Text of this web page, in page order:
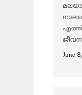
June